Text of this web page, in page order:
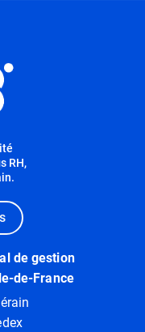
RH,
de gestion
de-France